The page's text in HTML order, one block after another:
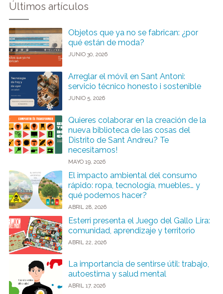
Últimos artículos
Objetos que ya no se fabrican: ¿por
qué están de moda?
JUNIO 30, 2026
Arreglar el móvil en Sant Antoni:
servicio técnico honesto i sostenible
JUNIO 5, 2026
Quieres colaborar en la creación de la
nueva biblioteca de las cosas del
Distrito de Sant Andreu? Te
necesitamos!
MAYO 19, 2026
El impacto ambiental del consumo
rápido: ropa, tecnología, muebles… y
qué podemos hacer?
ABRIL 28, 2026
Esterri presenta el Juego del Gallo Lira:
comunidad, aprendizaje y territorio
ABRIL 22, 2026
La importancia de sentirse útil: trabajo,
autoestima y salud mental
ABRIL 17, 2026